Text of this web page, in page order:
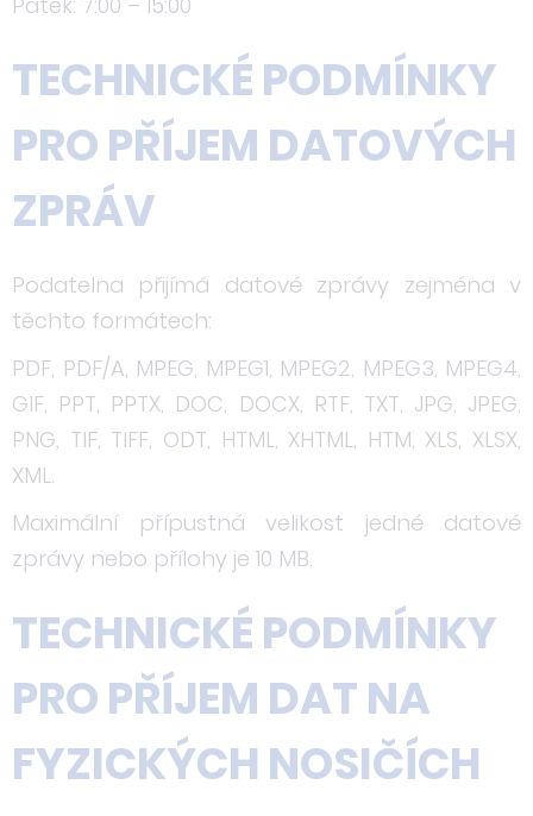
TECHNICKÉ PODMÍNKY
PRO PŘÍJEM DATOVÝCH
ZPRÁV
Podatelna přijímá datové zprávy zejména v
těchto formátech:
PDF, PDF/A, MPEG, MPEG1, MPEG2, MPEG3, MPEG4,
GIF, PPT, PPTX, DOC, DOCX, RTF, TXT, JPG, JPEG,
PNG, TIF, TIFF, ODT, HTML, XHTML, HTM, XLS, XLSX,
XML.
Maximální přípustná velikost jedné datové
zprávy nebo přílohy je 10 MB.
TECHNICKÉ PODMÍNKY
PRO PŘÍJEM DAT NA
FYZICKÝCH NOSIČÍCH